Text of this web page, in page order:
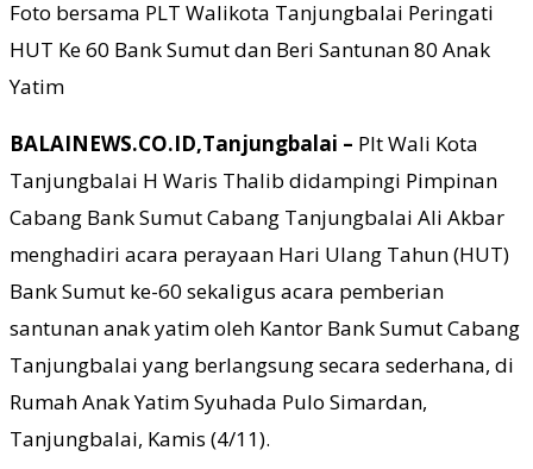
Foto bersama PLT Walikota Tanjungbalai Peringati
HUT Ke 60 Bank Sumut dan Beri Santunan 80 Anak
Yatim
BALAINEWS.CO.ID,Tanjungbalai – Plt Wali Kota
Tanjungbalai H Waris Thalib didampingi Pimpinan
Cabang Bank Sumut Cabang Tanjungbalai Ali Akbar
menghadiri acara perayaan Hari Ulang Tahun (HUT)
Bank Sumut ke-60 sekaligus acara pemberian
santunan anak yatim oleh Kantor Bank Sumut Cabang
Tanjungbalai yang berlangsung secara sederhana, di
Rumah Anak Yatim Syuhada Pulo Simardan,
Tanjungbalai, Kamis (4/11).